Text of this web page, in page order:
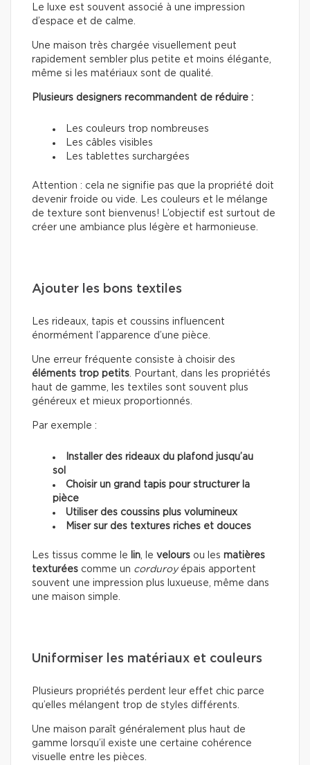
Le luxe est souvent associé à une impression
d’espace et de calme.
Une maison très chargée visuellement peut
rapidement sembler plus petite et moins élégante,
même si les matériaux sont de qualité.
Plusieurs designers recommandent de réduire :
Les couleurs trop nombreuses
Les câbles visibles
Les tablettes surchargées
Attention : cela ne signifie pas que la propriété doit
devenir froide ou vide. Les couleurs et le mélange
de texture sont bienvenus! L’objectif est surtout de
créer une ambiance plus légère et harmonieuse.
Ajouter les bons textiles
Les rideaux, tapis et coussins influencent
énormément l’apparence d’une pièce.
Une erreur fréquente consiste à choisir des
éléments trop petits. Pourtant, dans les propriétés
haut de gamme, les textiles sont souvent plus
généreux et mieux proportionnés.
Par exemple :
Installer des rideaux du plafond jusqu’au
sol
Choisir un grand tapis pour structurer la
pièce
Utiliser des coussins plus volumineux
Miser sur des textures riches et douces
Les tissus comme le lin, le velours ou les matières
texturées comme un corduroyépais apportent
souvent une impression plus luxueuse, même dans
une maison simple.
Uniformiser les matériaux et couleurs
Plusieurs propriétés perdent leur effet chic parce
qu’elles mélangent trop de styles différents.
Une maison paraît généralement plus haut de
gamme lorsqu’il existe une certaine cohérence
visuelle entre les pièces.